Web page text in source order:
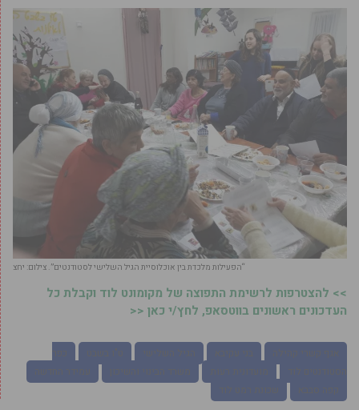
“הפעילות מלכדת בין אוכלוסיית הגיל השלישי לסטודנטים”. צילום: יחצ
>> להצטרפות לרשימת התפוצה של מקומונט לוד וקבלת כל
העדכונים ראשונים בווטסאפ, לחץ/י כאן <<